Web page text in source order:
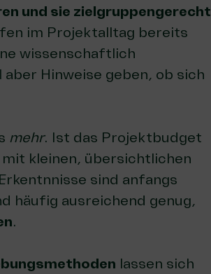
und sie zielgruppengerecht
im Projektalltag bereits
wissenschaftlich
Hinweise geben, ob sich
mehr. Ist das Projektbudget
kleinen, übersichtlichen
sind anfangs
häufig ausreichend genug,
.
lassen sich